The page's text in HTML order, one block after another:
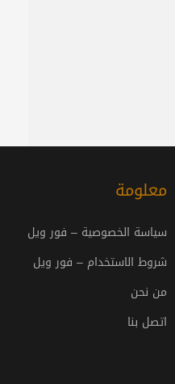
معلومة
سياسة الخصوصية – فور ويل
شروط الاستخدام – فور ويل
من نحن
اتصل بنا